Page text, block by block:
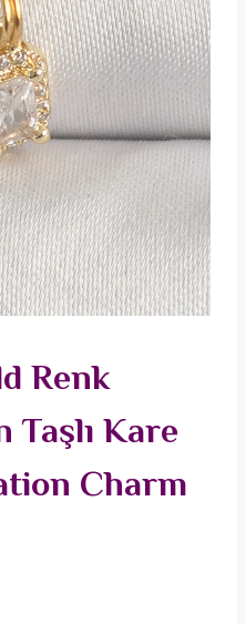
Renk
Taşlı Kare
Charm